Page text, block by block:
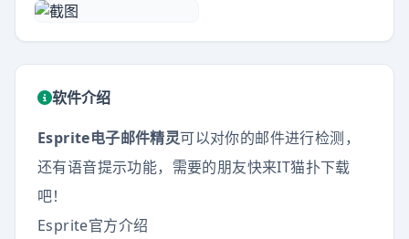
软件介绍
Esprite电子邮件精灵可以对你的邮件进行检测，
还有语音提示功能，需要的朋友快来IT猫扑下载
吧！
Esprite官方介绍